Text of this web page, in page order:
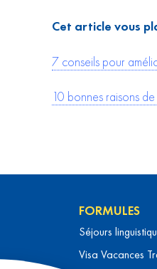
Cet article vous
7 conseils pour
10 bonnes raisons
FORMULES
Séjours
Visa Vacances